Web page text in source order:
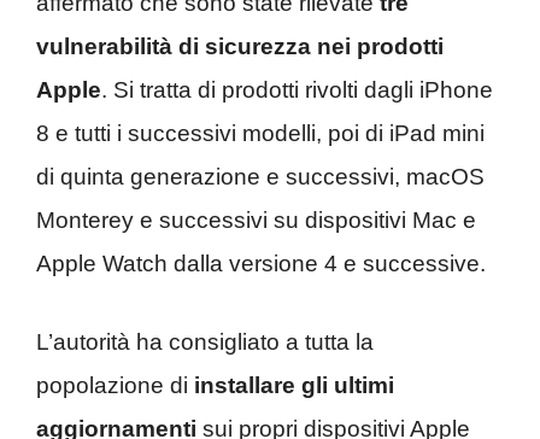
vulnerabilità di sicurezza nei prodotti
Apple. Si tratta di prodotti rivolti dagli iPhone
8 e tutti i successivi modelli, poi di iPad mini
di quinta generazione e successivi, macOS
Monterey e successivi su dispositivi Mac e
Apple Watch dalla versione 4 e successive.
L’autorità ha consigliato a tutta la
popolazione di installare gli ultimi
aggiornamenti sui propri dispositivi Apple